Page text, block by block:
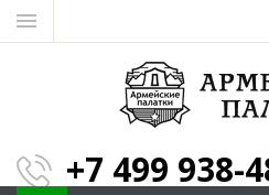
+7 499 938-
МЫ
ПАЛАТКУ